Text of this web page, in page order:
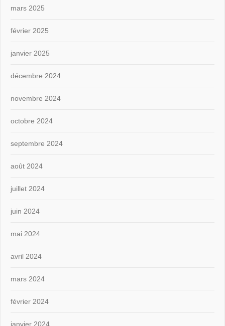
mars 2025
février 2025
janvier 2025
décembre 2024
novembre 2024
octobre 2024
septembre 2024
août 2024
juillet 2024
juin 2024
mai 2024
avril 2024
mars 2024
février 2024
janvier 2024